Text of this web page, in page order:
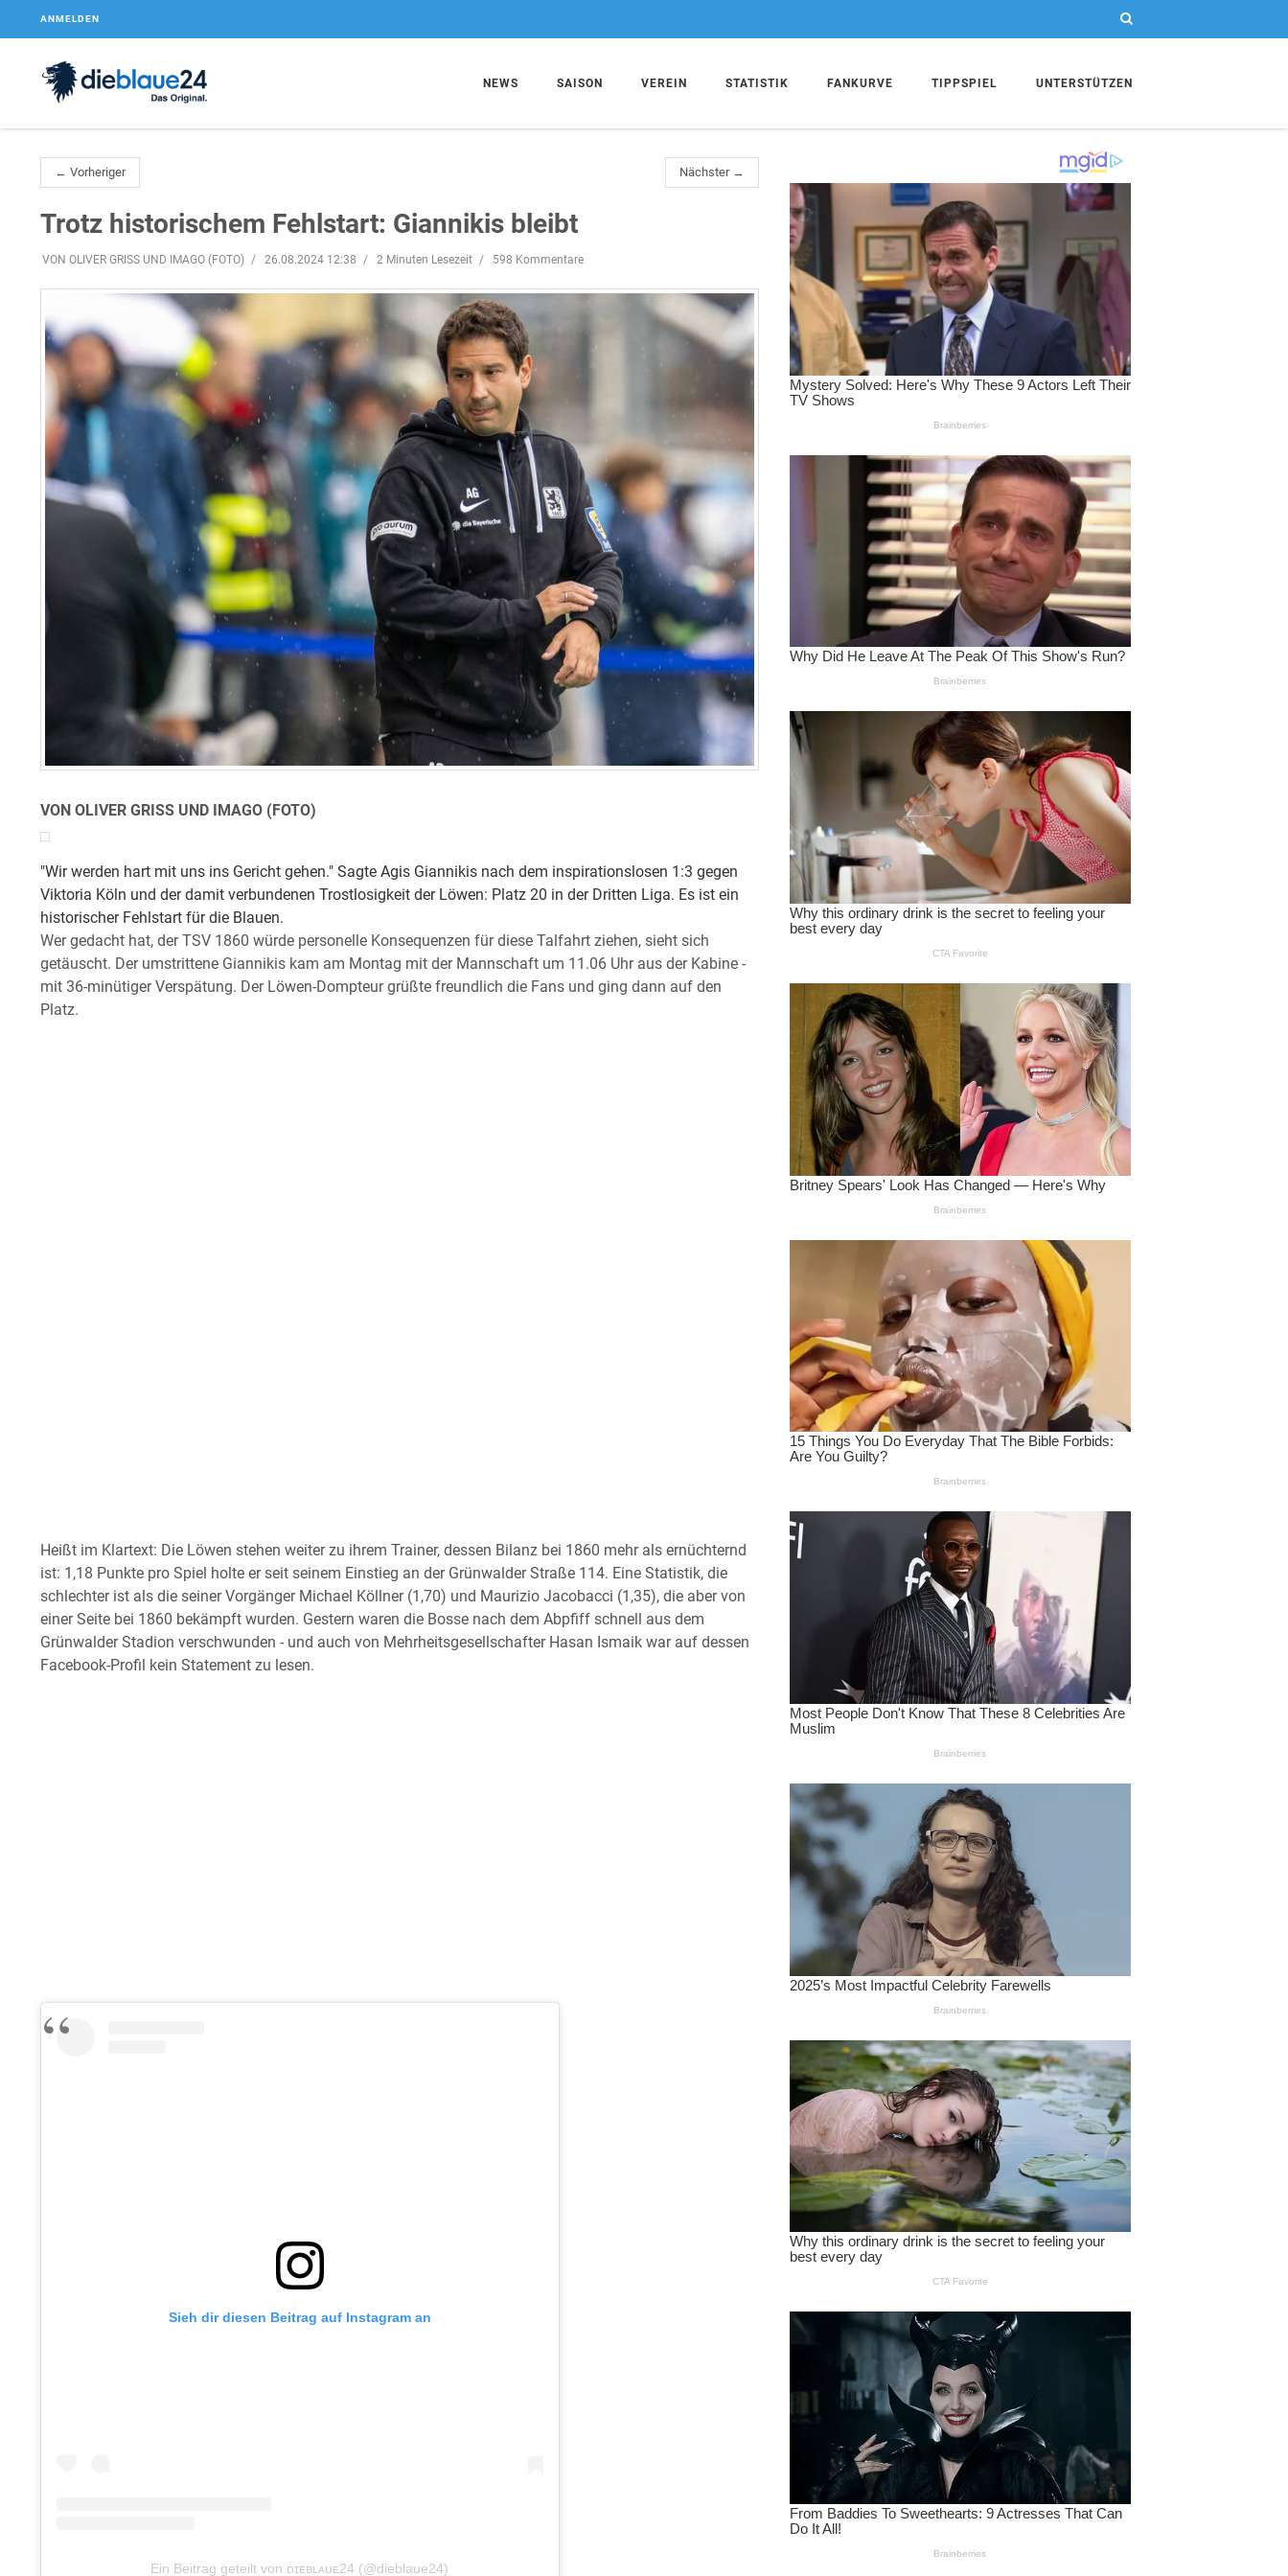
ANMELDEN
NEWS SAISON VEREIN STATISTIK FANKURVE TIPPSPIEL UNTERSTÜTZEN
← Vorheriger Nächster →
Trotz historischem Fehlstart: Giannikis bleibt
VON OLIVER GRISS UND IMAGO (FOTO) 26.08.2024 12:38 2 Minuten Lesezeit 598 Kommentare
VON OLIVER GRISS UND IMAGO (FOTO)
"Wir werden hart mit uns ins Gericht gehen." Sagte Agis Giannikis nach dem inspirationslosen 1:3 gegen
Viktoria Köln und der damit verbundenen Trostlosigkeit der Löwen: Platz 20 in der Dritten Liga. Es ist ein
historischer Fehlstart für die Blauen.
Wer gedacht hat, der TSV 1860 würde personelle Konsequenzen für diese Talfahrt ziehen, sieht sich
getäuscht. Der umstrittene Giannikis kam am Montag mit der Mannschaft um 11.06 Uhr aus der Kabine -
mit 36-minütiger Verspätung. Der Löwen-Dompteur grüßte freundlich die Fans und ging dann auf den
Platz.
Heißt im Klartext: Die Löwen stehen weiter zu ihrem Trainer, dessen Bilanz bei 1860 mehr als ernüchternd
ist: 1,18 Punkte pro Spiel holte er seit seinem Einstieg an der Grünwalder Straße 114. Eine Statistik, die
schlechter ist als die seiner Vorgänger Michael Köllner (1,70) und Maurizio Jacobacci (1,35), die aber von
einer Seite bei 1860 bekämpft wurden. Gestern waren die Bosse nach dem Abpfiff schnell aus dem
Grünwalder Stadion verschwunden - und auch von Mehrheitsgesellschafter Hasan Ismaik war auf dessen
Facebook-Profil kein Statement zu lesen.
Sieh dir diesen Beitrag auf Instagram an
Ein Beitrag geteilt von ᴅɪᴇʙʟᴀᴜᴇ24 (@dieblaue24)